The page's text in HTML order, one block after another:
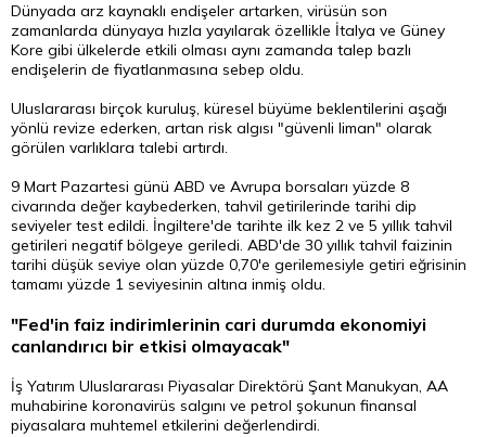
Dünyada arz kaynaklı endişeler artarken, virüsün son
zamanlarda dünyaya hızla yayılarak özellikle İtalya ve Güney
Kore gibi ülkelerde etkili olması aynı zamanda talep bazlı
endişelerin de fiyatlanmasına sebep oldu.
Uluslararası birçok kuruluş, küresel büyüme beklentilerini aşağı
yönlü revize ederken, artan risk algısı "güvenli liman" olarak
görülen varlıklara talebi artırdı.
9 Mart Pazartesi günü ABD ve Avrupa borsaları yüzde 8
civarında değer kaybederken, tahvil getirilerinde tarihi dip
seviyeler test edildi. İngiltere'de tarihte ilk kez 2 ve 5 yıllık tahvil
getirileri negatif bölgeye geriledi. ABD'de 30 yıllık tahvil faizinin
tarihi düşük seviye olan yüzde 0,70'e gerilemesiyle getiri eğrisinin
tamamı yüzde 1 seviyesinin altına inmiş oldu.
"Fed'in faiz indirimlerinin cari durumda ekonomiyi
canlandırıcı bir etkisi olmayacak"
İş Yatırım Uluslararası Piyasalar Direktörü Şant Manukyan, AA
muhabirine koronavirüs salgını ve petrol şokunun finansal
piyasalara muhtemel etkilerini değerlendirdi.